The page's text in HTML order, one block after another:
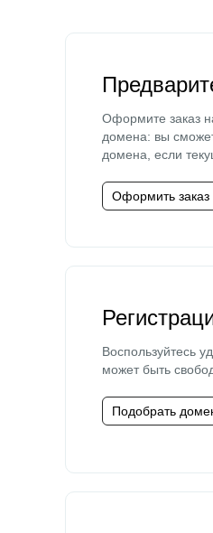
Оформите заказ
домена: вы
домена, если
Оформить заказ
Воспользуйтесь
может быть
Подобрать